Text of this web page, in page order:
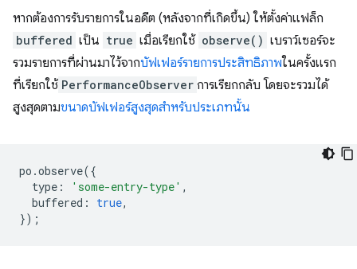
หากต้องการรับรายการในอดีต (หลังจากที่เกิดขึ้น) ให้ตั้งค่าแฟล็ก
buffered เป็น true เมื่อเรียกใช้ observe() เบราว์เซอร์จะ
รวมรายการที่ผ่านมาไว้จากบัฟเฟอร์รายการประสิทธิภาพในครั้งแรก
ที่เรียกใช้ PerformanceObserver การเรียกกลับ โดยจะรวมได้
สูงสุดตามขนาดบัฟเฟอร์สูงสุดสำหรับประเภทนั้น
po .observe({
type : 'some-entry-type' ,
buffered : true,
});